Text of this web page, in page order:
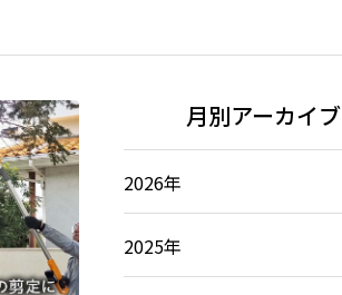
月別アーカイブ
2026年
2025年